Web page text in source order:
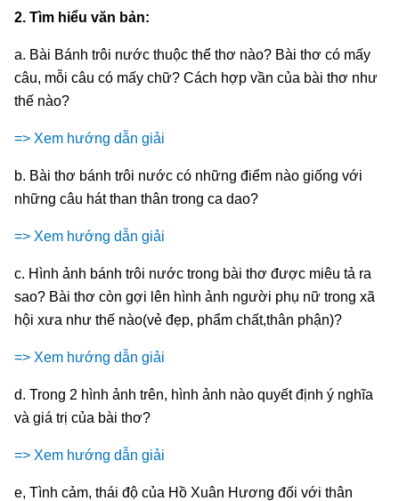
2. Tìm hiểu văn bản:
a. Bài Bánh trôi nước thuộc thể thơ nào? Bài thơ có mấy
câu, mỗi câu có mấy chữ? Cách hợp vần của bài thơ như
thế nào?
=> Xem hướng dẫn giải
b. Bài thơ bánh trôi nước có những điểm nào giống với
những câu hát than thân trong ca dao?
=> Xem hướng dẫn giải
c. Hình ảnh bánh trôi nước trong bài thơ được miêu tả ra
sao? Bài thơ còn gợi lên hình ảnh người phụ nữ trong xã
hội xưa như thế nào(vẻ đẹp, phẩm chất,thân phận)?
=> Xem hướng dẫn giải
d. Trong 2 hình ảnh trên, hình ảnh nào quyết định ý nghĩa
và giá trị của bài thơ?
=> Xem hướng dẫn giải
e, Tình cảm, thái độ của Hồ Xuân Hương đối với thân